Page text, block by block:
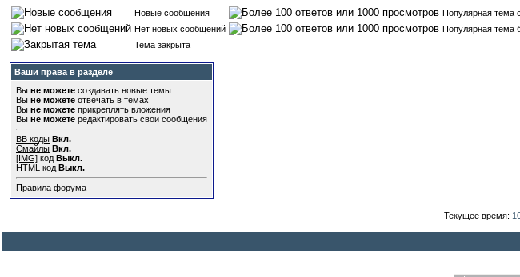
Новые сообщения
Популярная тема
Нет новых сообщений
Популярная тема
Тема закрыта
Ваши права в разделе
Вы не можете создавать новые темы
Вы не можете отвечать в темах
Вы не можете прикреплять вложения
Вы не можете редактировать свои сообщения
BB коды Вкл.
Смайлы Вкл.
[IMG] код Выкл.
HTML код Выкл.
Правила форума
Текущее время: